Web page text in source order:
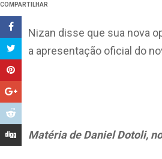
COMPARTILHAR
Nizan disse que sua nova
a apresentação oficial do
Matéria de Daniel Dotoli,